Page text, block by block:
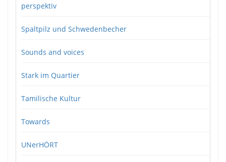
perspektiv
Spaltpilz und Schwedenbecher
Sounds and voices
Stark im Quartier
Tamilische Kultur
Towards
UNerHÖRT